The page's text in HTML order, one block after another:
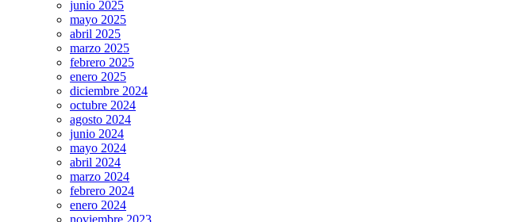
junio 2025
mayo 2025
abril 2025
marzo 2025
febrero 2025
enero 2025
diciembre 2024
octubre 2024
agosto 2024
junio 2024
mayo 2024
abril 2024
marzo 2024
febrero 2024
enero 2024
noviembre 2023